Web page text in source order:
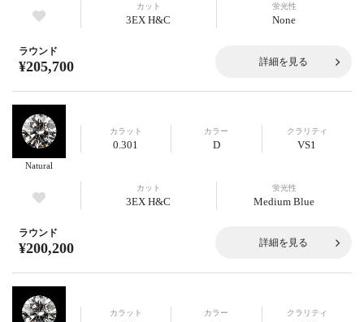
カット
3EX H&C
蛍光性
None
ラウンド
¥205,700 詳細を見る
Natural
カラット
0.301
カラー
D
クラリティ
VS1
カット
3EX H&C
蛍光性
Medium Blue
ラウンド
¥200,200 詳細を見る
カラット カラー クラリティ